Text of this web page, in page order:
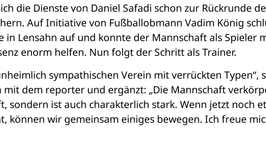
die Dienste von Daniel Safadi schon zur Rückrunde
Auf Initiative von Fußballobmann Vadim König
in Lensahn auf und konnte der Mannschaft als Spieler
enorm helfen. Nun folgt der Schritt als Trainer.
sympathischen Verein mit verrückten Typen“,
mit dem reporter und ergänzt: „Die Mannschaft
sondern ist auch charakterlich stark. Wenn jetzt noch
können wir gemeinsam einiges bewegen. Ich freue